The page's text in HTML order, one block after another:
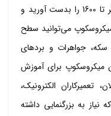
تنظیم روی میکروسکوپ بزرگنمایی حداکثر تا 1600 را بدست آورید و
میکروسکوپ می‌توانید سطح
سکه، جواهرات و بردهای
میکروسکوپ برای آموزش
تعمیرکاران الکترونیک،
به بزرگنمایی داشته